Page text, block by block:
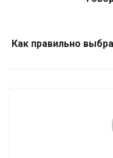
Как правильно